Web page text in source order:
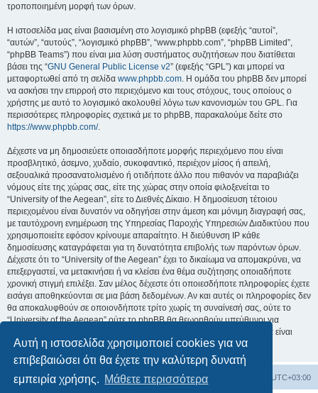
Αυτή η ιστοσελίδα χρησιμοποιεί cookies για να
επιβεβαιώσει ότι θα έχετε την καλύτερη δυνατή
εμπειρία χρήσης. Μάθετε περισσότερα
τροποποιημένη μορφή των όρων.
Η ιστοσελίδα μας είναι βασισμένη στο λογισμικό phpBB (εφεξής “αυτοί”,
“αυτών”, “αυτούς”, “λογισμικό phpBB”, “www.phpbb.com”, “phpBB Limited”,
“phpBB Teams”) που είναι μια λύση συστήματος συζητήσεων που διατίθεται
βάσει της “GNU General Public License v2” (εφεξής “GPL”) και μπορεί να
μεταφορτωθεί από τη σελίδα www.phpbb.com. Η ομάδα του phpBB δεν μπορεί
να ασκήσει την επιρροή στο περιεχόμενο και τους στόχους, τους οποίους ο
χρήστης με αυτό το λογισμικό ακολουθεί λόγω των κανονισμών του GPL. Για
περισσότερες πληροφορίες σχετικά με το phpBB, παρακαλούμε δείτε στο
https://www.phpbb.com/.
Δέχεστε να μη δημοσιεύετε οποιασδήποτε μορφής περιεχόμενο που είναι
προσβλητικό, άσεμνο, χυδαίο, συκοφαντικό, περιέχον μίσος ή απειλή,
σεξουαλικά προσανατολισμένο ή οτιδήποτε άλλο που πιθανόν να παραβιάζει
νόμους είτε της χώρας σας, είτε της χώρας στην οποία φιλοξενείται το
“University of the Aegean”, είτε το Διεθνές Δίκαιο. Η δημοσίευση τέτοιου
περιεχομένου είναι δυνατόν να οδηγήσει στην άμεση και μόνιμη διαγραφή σας,
με ταυτόχρονη ενημέρωση της Υπηρεσίας Παροχής Υπηρεσιών Διαδικτύου που
χρησιμοποιείτε εφόσον κρίνουμε απαραίτητο. Η διεύθυνση IP κάθε
δημοσίευσης καταγράφεται για τη δυνατότητα επιβολής των παρόντων όρων.
Δέχεστε ότι το “University of the Aegean” έχει το δικαίωμα να απομακρύνει, να
επεξεργαστεί, να μετακινήσει ή να κλείσει ένα θέμα συζήτησης οποιαδήποτε
χρονική στιγμή επιλέξει. Σαν μέλος δέχεστε ότι οποιεσδήποτε πληροφορίες έχετε
εισάγει αποθηκεύονται σε μια βάση δεδομένων. Αν και αυτές οι πληροφορίες δεν
θα αποκαλυφθούν σε οποιονδήποτε τρίτο χωρίς τη συναίνεσή σας, ούτε το
“University of the Aegean” ούτε το phpBB θα θεωρηθούν υπεύθυνοι για
οποιαδήποτε απόπειρα ηλεκτρονικής εισβολής ή παραβίασης η οποία είναι
δυνατόν να οδηγήσει σε απώλεια αυτών των δεδομένων.
Board Όλοι οι χρόνοι είναι UTC+03:00
Διαγραφή cookies